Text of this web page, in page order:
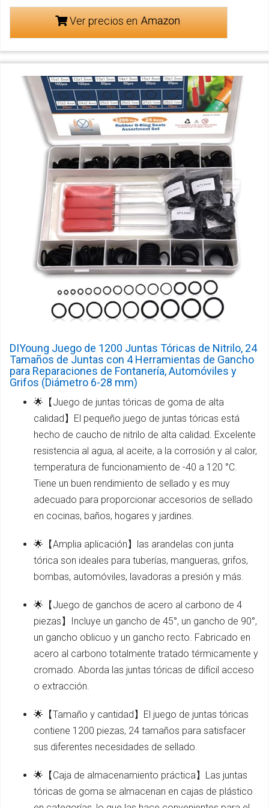
Ver precios en
DIYoung Juego de 1200 Juntas Tóricas de Nitrilo, 24
Tamaños de Juntas con 4 Herramientas de Gancho
para Reparaciones de Fontanería, Automóviles y
Grifos (Diámetro 6-28 mm)
🌟【Juego de juntas tóricas de goma de alta
calidad】El pequeño juego de juntas tóricas está
hecho de caucho de nitrilo de alta calidad. Excelente
resistencia al agua, al aceite, a la corrosión y al calor,
temperatura de funcionamiento de -40 a 120 °C.
Tiene un buen rendimiento de sellado y es muy
adecuado para proporcionar accesorios de sellado
en cocinas, baños, hogares y jardines.
🌟【Amplia aplicación】las arandelas con junta
tórica son ideales para tuberías, mangueras, grifos,
bombas, automóviles, lavadoras a presión y más.
🌟【Juego de ganchos de acero al carbono de 4
piezas】Incluye un gancho de 45°, un gancho de 90°,
un gancho oblicuo y un gancho recto. Fabricado en
acero al carbono totalmente tratado térmicamente y
cromado. Aborda las juntas tóricas de difícil acceso
o extracción.
🌟【Tamaño y cantidad】El juego de juntas tóricas
contiene 1200 piezas, 24 tamaños para satisfacer
sus diferentes necesidades de sellado.
🌟【Caja de almacenamiento práctica】Las juntas
tóricas de goma se almacenan en cajas de plástico